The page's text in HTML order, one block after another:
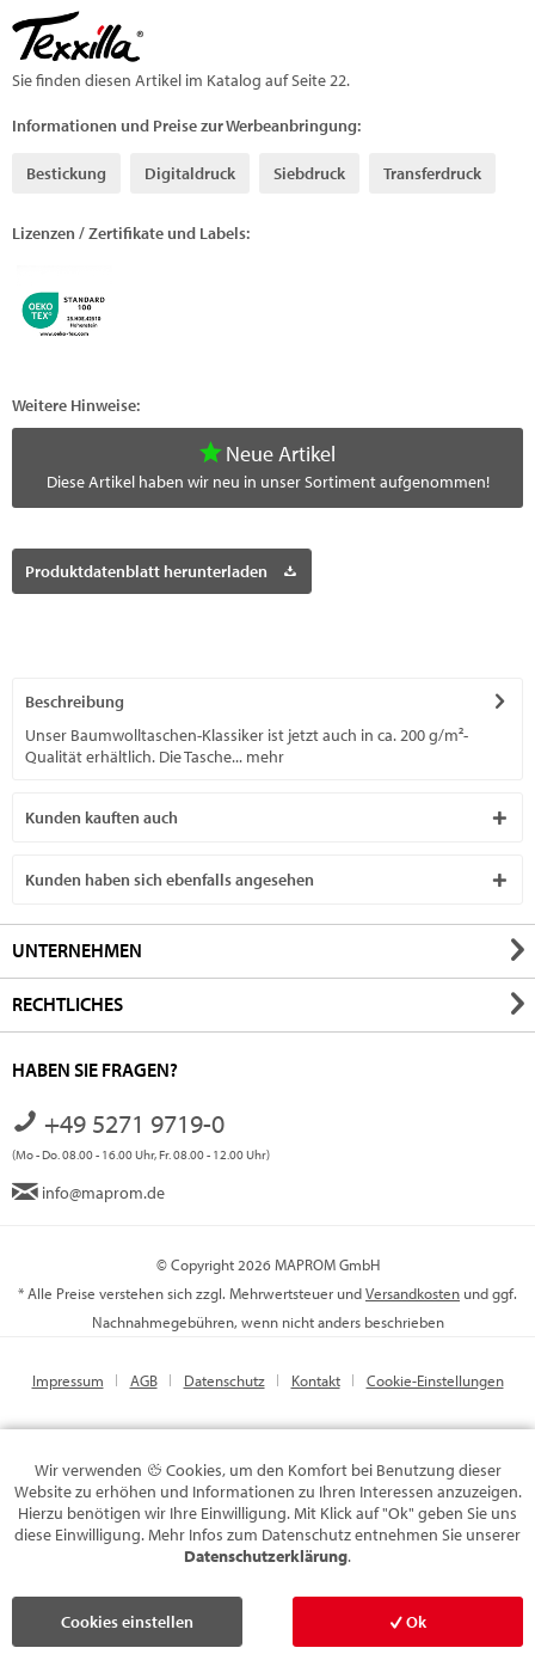
Sie finden diesen Artikel im Katalog auf Seite 22.
Informationen und Preise zur Werbeanbringung:
Bestickung Digitaldruck Siebdruck Transferdruck
Lizenzen / Zertifikate und Labels:
Weitere Hinweise:
Neue Artikel
Diese Artikel haben wir neu in unser Sortiment aufgenommen!
Produktdatenblatt herunterladen
Beschreibung
Unser Baumwolltaschen-Klassiker ist jetzt auch in ca. 200 g/m²-
Qualität erhältlich. Die Tasche... mehr
Kunden kauften auch
Kunden haben sich ebenfalls angesehen
UNTERNEHMEN
RECHTLICHES
HABEN SIE FRAGEN?
+49 5271 9719-0
(Mo - Do. 08.00 - 16.00 Uhr, Fr. 08.00 - 12.00 Uhr)
info@maprom.de
© Copyright 2026 MAPROM GmbH
* Alle Preise verstehen sich zzgl. Mehrwertsteuer undVersandkosten und ggf.
Nachnahmegebühren, wenn nicht anders beschrieben
Impressum AGB Datenschutz Kontakt Cookie-Einstellungen
Wir verwenden
Cookies, um den Komfort bei Benutzung dieser
Website zu erhöhen und Informationen zu Ihren Interessen anzuzeigen.
Hierzu benötigen wir Ihre Einwilligung. Mit Klick auf "Ok" geben Sie uns
diese Einwilligung. Mehr Infos zum Datenschutz entnehmen Sie unserer
Datenschutzerklärung.
Cookies einstellen Ok